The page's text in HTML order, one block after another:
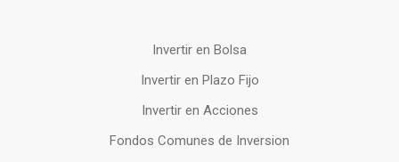
Invertir en Bolsa
Invertir en Plazo Fijo
Invertir en Acciones
Fondos Comunes de Inversion